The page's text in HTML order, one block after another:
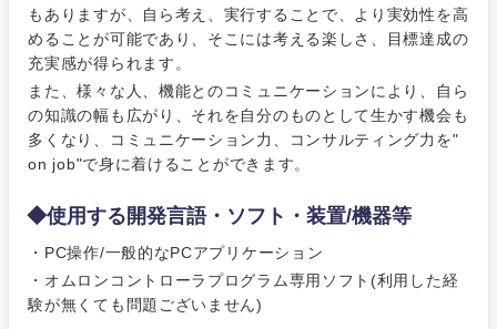
もありますが、自ら考え、実行することで、より実効性を高
めることが可能であり、そこには考える楽しさ、目標達成の
充実感が得られます。
また、様々な人、機能とのコミュニケーションにより、自ら
の知識の幅も広がり、それを自分のものとして生かす機会も
多くなり、コミュニケーション力、コンサルティング力を"
on job"で身に着けることができます。
◆使用する開発言語・ソフト・装置/機器等
・PC操作/一般的なPCアプリケーション
・オムロンコントローラプログラム専用ソフト(利用した経
験が無くても問題ございません)
コンサル
タント
専門職
（IT）、
Webサー
ビス・制
ム
技術職（IT）、Webサービス・制作、ゲーム
技術職（モノづくり）
金融専門職
メディカル
不動産専門職
倉庫・運輸・物流
小売・通販・外食
WEBサービス
コンサル・シンクタンク
転勤なし
フルリモート
年間休日120日以
上
完全週休2日制 社宅・家賃補助有